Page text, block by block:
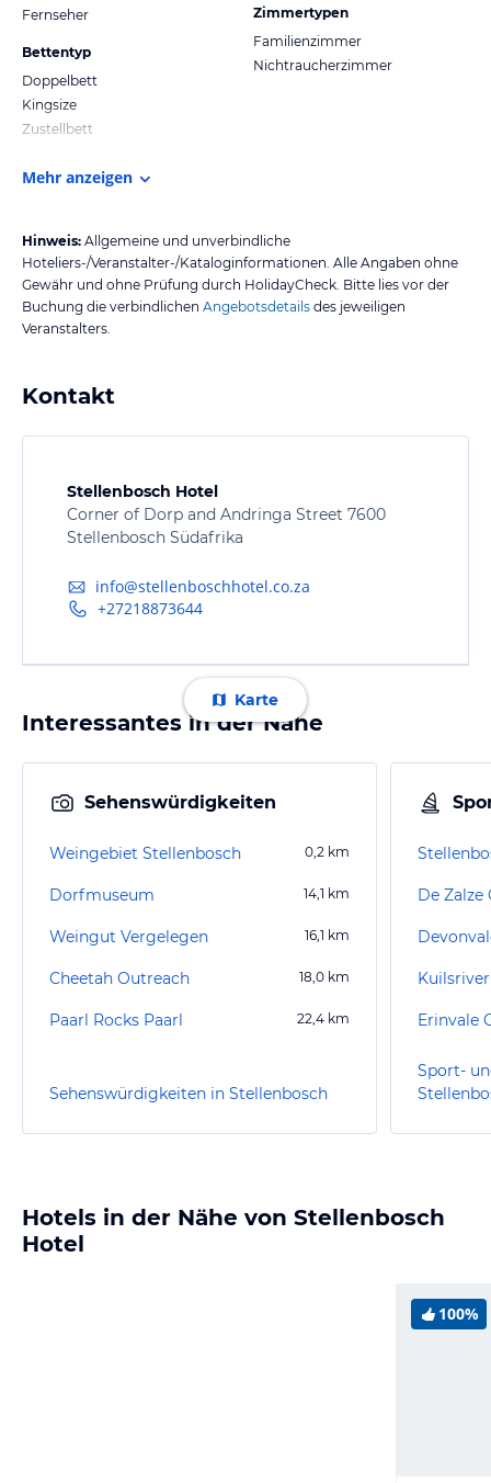
Fernseher
Bettentyp
Doppelbett
Kingsize
Zustellbett
Zimmertypen
Familienzimmer
Nichtraucherzimmer
Mehr anzeigen
Hinweis: Allgemeine und unverbindliche
Hoteliers-/Veranstalter-/Kataloginformationen. Alle Angaben ohne
Gewähr und ohne Prüfung durch HolidayCheck. Bitte lies vor der
Buchung die verbindlichen Angebotsdetails des jeweiligen
Veranstalters.
Kontakt
Stellenbosch Hotel
Corner of Dorp and Andringa Street 7600
Stellenbosch Südafrika
info@stellenboschhotel.co.za
+27218873644
Karte
Interessantes in der Nähe
Sehenswürdigkeiten
Weingebiet Stellenbosch 0,2 km
Dorfmuseum 14,1 km
Weingut Vergelegen 16,1 km
Cheetah Outreach 18,0 km
Paarl Rocks Paarl 22,4 km
Sehenswürdigkeiten in Stellenbosch
De Zalze
Erinvale
Sport-
Hotels in der Nähe von Stellenbosch
Hotel
100%